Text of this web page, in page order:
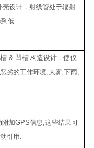
设计，射线管处于辐射
低
& 凹槽 构造设计，使仪
劣的工作环境 大雾, 下雨,
附加GPS信息 这些结果可
引用